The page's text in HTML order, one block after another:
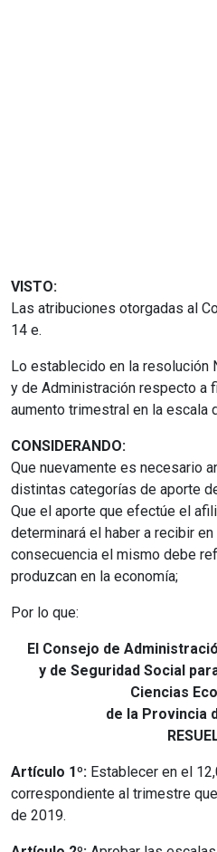
VISTO:
Las atribuciones otorgadas al
14 e.
Lo establecido en la resolución
y de Administración respecto a
aumento trimestral en la escala
CONSIDERANDO:
Que nuevamente es necesario
distintas categorías de aporte
Que el aporte que efectúe el
determinará el haber a recibir
consecuencia el mismo debe
produzcan en la economía;
Por lo que:
El Consejo de
y de Seguridad Social
Ciencias
de la Provincia
Artículo 1º: Establecer en el
correspondiente al trimestre
de 2019.